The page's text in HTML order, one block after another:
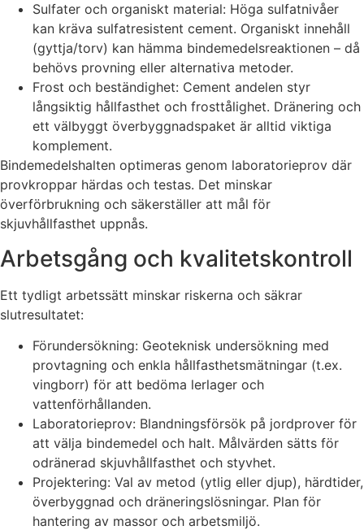
Sulfater och organiskt material: Höga sulfatnivåer
kan kräva sulfatresistent cement. Organiskt innehåll
(gyttja/torv) kan hämma bindemedelsreaktionen – då
behövs provning eller alternativa metoder.
Frost och beständighet: Cement andelen styr
långsiktig hållfasthet och frosttålighet. Dränering och
ett välbyggt överbyggnadspaket är alltid viktiga
komplement.
Bindemedelshalten optimeras genom laboratorieprov där
provkroppar härdas och testas. Det minskar
överförbrukning och säkerställer att mål för
skjuvhållfasthet uppnås.
Arbetsgång och kvalitetskontroll
Ett tydligt arbetssätt minskar riskerna och säkrar
slutresultatet:
Förundersökning: Geoteknisk undersökning med
provtagning och enkla hållfasthetsmätningar (t.ex.
vingborr) för att bedöma lerlager och
vattenförhållanden.
Laboratorieprov: Blandningsförsök på jordprover för
att välja bindemedel och halt. Målvärden sätts för
odränerad skjuvhållfasthet och styvhet.
Projektering: Val av metod (ytlig eller djup), härdtider,
överbyggnad och dräneringslösningar. Plan för
hantering av massor och arbetsmiljö.